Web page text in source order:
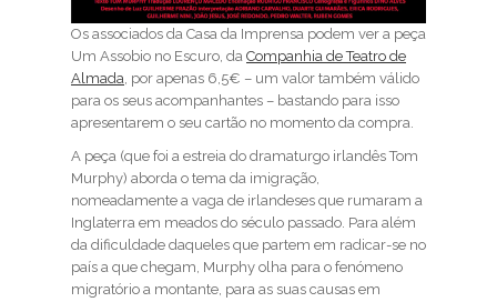
Os associados da Casa da Imprensa podem ver a peça
Um Assobio no Escuro, da Companhia de Teatro de
Almada, por apenas 6,5€ – um valor também válido
para os seus acompanhantes – bastando para isso
apresentarem o seu cartão no momento da compra.
A peça (que foi a estreia do dramaturgo irlandês Tom
Murphy) aborda o tema da imigração,
nomeadamente a vaga de irlandeses que rumaram a
Inglaterra em meados do século passado. Para além
da dificuldade daqueles que partem em radicar-se no
país a que chegam, Murphy olha para o fenómeno
migratório a montante, para as suas causas em